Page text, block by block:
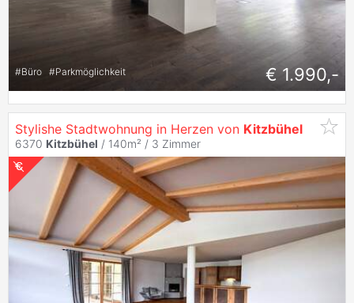
#Büro #Parkmöglichkeit € 1.990,-
Stylishe Stadtwohnung in Herzen von Kitzbühel
6370 Kitzbühel / 140m² / 3 Zimmer